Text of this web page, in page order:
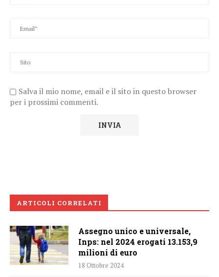
Salva il mio nome, email e il sito in questo browser
per i prossimi commenti.
ARTICOLI CORRELATI
Assegno unico e universale,
Inps: nel 2024 erogati 13.153,9
milioni di euro
18 Ottobre 2024